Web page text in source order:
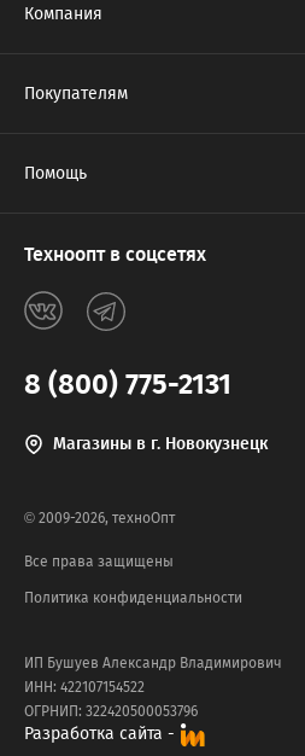
Компания
Покупателям
Помощь
Техноопт в соцсетях
8 (800) 775-2131
Магазины в г. Новокузнецк
© 2009-2026, техноОпт
Все права защищены
Политика конфиденциальности
ИП Бушуев Александр Владимирович
ИНН: 422107154522
ОГРНИП: 322420500053796
Разработка сайта -